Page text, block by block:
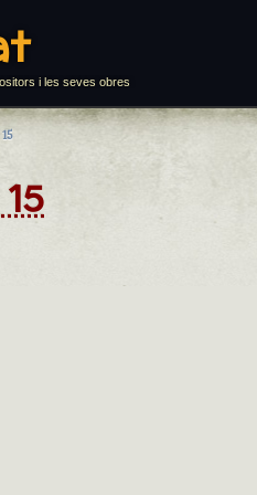
i les seves obres